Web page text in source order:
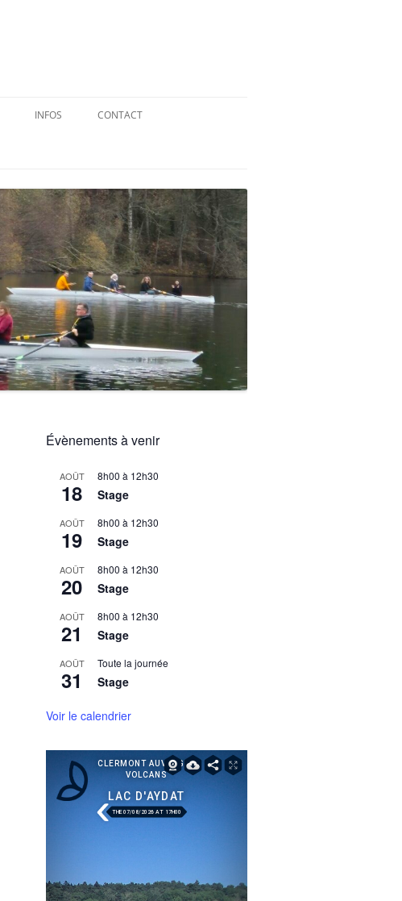
INFOS
RÉGLEMENT INTÉRIEUR
RÉGLEMENT DE LA FFA
MENTIONS LÉGALES
PARTENAIRES
CONTACT
Évènements à venir
AOÛT
18
8h00 à 12h30
Stage
AOÛT
19
8h00 à 12h30
Stage
AOÛT
20
8h00 à 12h30
Stage
AOÛT
21
8h00 à 12h30
Stage
AOÛT
31
Toute la journée
Stage
Voir le calendrier